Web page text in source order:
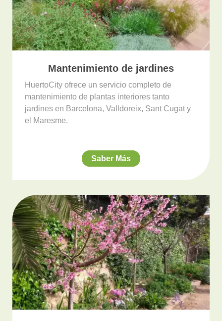
Mantenimiento de jardines
HuertoCity ofrece un servicio completo de
mantenimiento de plantas interiores tanto
jardines en Barcelona, Valldoreix, Sant Cugat y
el Maresme.
Saber Más